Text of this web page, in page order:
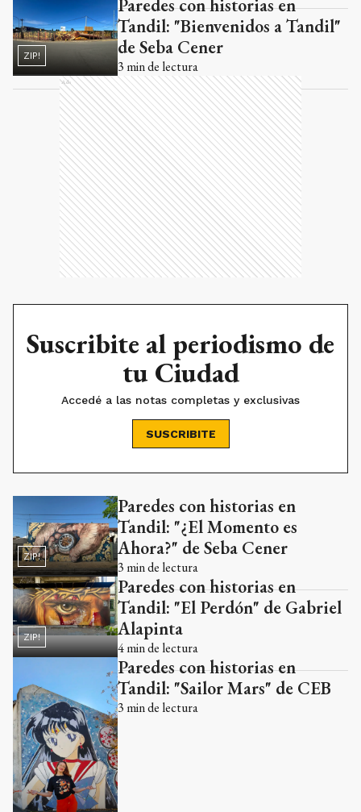
ZIP!
Paredes con historias en
Tandil: "Bienvenidos a Tandil"
de Seba Cener
3 min de lectura
Ads
Suscribite al periodismo de
tu Ciudad
Accedé a las notas completas y exclusivas
SUSCRIBITE
ZIP!
Paredes con historias en
Tandil: "¿El Momento es
Ahora?" de Seba Cener
3 min de lectura
ZIP!
Paredes con historias en
Tandil: "El Perdón" de Gabriel
Alapinta
4min de lectura
Paredes con historias en
Tandil: "Sailor Mars" de CEB
3 min de lectura